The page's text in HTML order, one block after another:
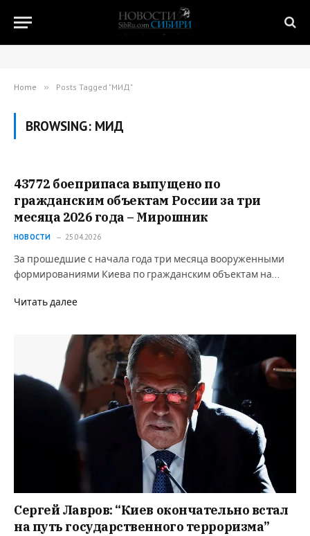
Home » Posts Tagged "МИД"
BROWSING: МИД
43772 боеприпаса выпущено по
гражданским объектам России за три
месяца 2026 года – Мирошник
НОВОСТИ 25.04.2026
За прошедшие с начала года три месяца вооруженными
формированиями Киева по гражданским объектам на…
Читать далее
Сергей Лавров: “Киев окончательно встал
на путь государственного терроризма”